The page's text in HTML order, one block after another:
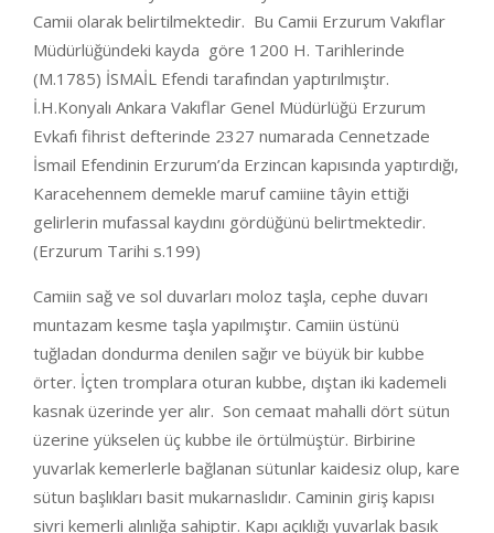
Camii olarak belirtilmektedir. Bu Camii Erzurum Vakıflar
Müdürlüğündeki kayda göre 1200 H. Tarihlerinde
(M.1785) İSMAİL Efendi tarafından yaptırılmıştır.
İ.H.Konyalı Ankara Vakıflar Genel Müdürlüğü Erzurum
Evkafı fihrist defterinde 2327 numarada Cennetzade
İsmail Efendinin Erzurum’da Erzincan kapısında yaptırdığı,
Karacehennem demekle maruf camiine tâyin ettiği
gelirlerin mufassal kaydını gördüğünü belirtmektedir.
(Erzurum Tarihi s.199)
Camiin sağ ve sol duvarları moloz taşla, cephe duvarı
muntazam kesme taşla yapılmıştır. Camiin üstünü
tuğladan dondurma denilen sağır ve büyük bir kubbe
örter. İçten tromplara oturan kubbe, dıştan iki kademeli
kasnak üzerinde yer alır. Son cemaat mahalli dört sütun
üzerine yükselen üç kubbe ile örtülmüştür. Birbirine
yuvarlak kemerlerle bağlanan sütunlar kaidesiz olup, kare
sütun başlıkları basit mukarnaslıdır. Caminin giriş kapısı
sivri kemerli alınlığa sahiptir. Kapı açıklığı yuvarlak basık